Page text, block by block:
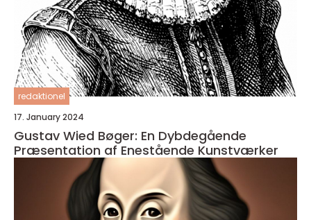
redaktionel
17. January 2024
Gustav Wied Bøger: En Dybdegående
Præsentation af Enestående Kunstværker